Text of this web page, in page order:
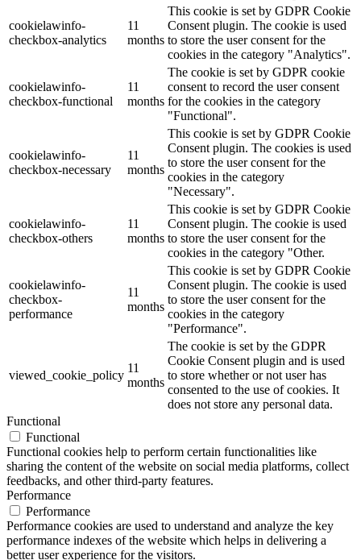
cookielawinfo-
checkbox-analytics
11
months
This cookie is set by GDPR Cookie
Consent plugin. The cookie is used
to store the user consent for the
cookies in the category "Analytics".
cookielawinfo-
checkbox-functional
11
months
The cookie is set by GDPR cookie
consent to record the user consent
for the cookies in the category
"Functional".
cookielawinfo-
checkbox-necessary
11
months
This cookie is set by GDPR Cookie
Consent plugin. The cookies is used
to store the user consent for the
cookies in the category
"Necessary".
cookielawinfo-
checkbox-others
11
months
This cookie is set by GDPR Cookie
Consent plugin. The cookie is used
to store the user consent for the
cookies in the category "Other.
cookielawinfo-
checkbox-
performance
11
months
This cookie is set by GDPR Cookie
Consent plugin. The cookie is used
to store the user consent for the
cookies in the category
"Performance".
viewed_cookie_policy
11
months
The cookie is set by the GDPR
Cookie Consent plugin and is used
to store whether or not user has
consented to the use of cookies. It
does not store any personal data.
Functional
Functional
Functional cookies help to perform certain functionalities like
sharing the content of the website on social media platforms, collect
feedbacks, and other third-party features.
Performance
Performance
Performance cookies are used to understand and analyze the key
performance indexes of the website which helps in delivering a
better user experience for the visitors.